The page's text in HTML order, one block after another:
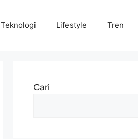
Teknologi Lifestyle Tren
Cari